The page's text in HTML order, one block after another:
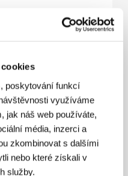
poskytování funkcí
využíváme
jak náš web používáte,
média, inzerci a
zkombinovat s dalšími
nebo které získali v
služby.
1936, 71 min
1934, 78 min